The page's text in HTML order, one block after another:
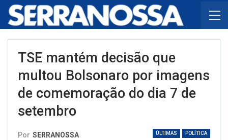
TSE mantém decisão que
multou Bolsonaro por imagens
de comemoração do dia 7 de
setembro
ÚLTIMAS POLÍTICA
Por SERRANOSSA